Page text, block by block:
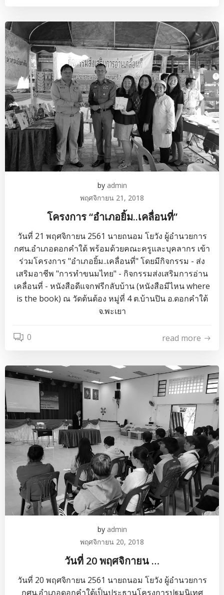
by admin
พฤศจิกายน 21, 2018
โครงการ “อำเภอยิ้ม..เคลื่อนที่”
วันที่ 21 พฤศจิกายน 2561 นายถนอม โยวัง ผู้อำนวยการ
กศน.อำเภอดอกคำใต้ พร้อมด้วยคณะครูและบุคลากร เข้า
ร่วมโครงการ "อำเภอยิ้ม..เคลื่อนที่" โดยมีกิจกรรม - ส่ง
เสริมอาชีพ "การทำขนมไทย" - กิจกรรมส่งเสริมการอ่าน
เคลื่อนที่ - หนังสือดีแจกฟรีกลับบ้าน (หนังสือมีไหน where
is the book) ณ วัดต้นต้อง หมู่ที่ 4 ต.บ้านปิน อ.ดอกคำใต้
จ.พะเยา
0 read more
by admin
พฤศจิกายน 20, 2018
วันที่ 20 พฤศจิกายน …
วันที่ 20 พฤศจิกายน 2561 นายถนอม โยวัง ผู้อำนวยการ
กศน.อำเภอดอกคำใต้เป็นประธานโครงการปฐมนิเทศ